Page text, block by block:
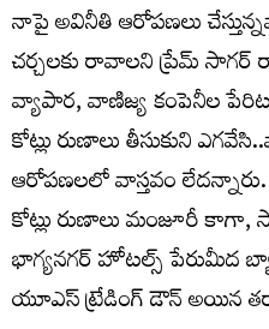
నాపై అవినీతి ఆరోపణలు
చర్చలకు రావాలని ప్రేమ్ సాగర్
వ్యాపార, వాణిజ్య కంపెనీల పేరిట
కోట్లు రుణాలు తీసుకుని
ఆరోపణలలో వాస్తవం
కోట్లు రుణాలు మంజూరీ
భాగ్యనగర్ హోటల్స్ పేరుమీద
యూఎస్ ట్రేడింగ్ డౌన్ అయిన